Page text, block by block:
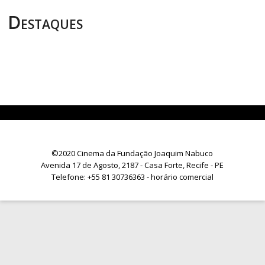
Destaques
©2020 Cinema da Fundação Joaquim Nabuco
Avenida 17 de Agosto, 2187 - Casa Forte, Recife - PE
Telefone: +55 81 30736363 - horário comercial